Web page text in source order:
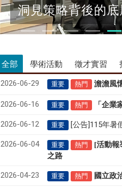
洞見策略背後的
全部 學術活動 徵才實習
2026-06-29 重要 熱門 澹澹風
2026-06-16 重要 熱門 「企
2026-06-12 重要 [公告]115年暑
2026-06-04 重要 熱門
[活動報
之路
2026-04-23 重要 熱門 國立政